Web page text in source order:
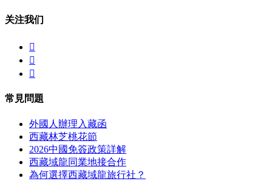
关注我们



常見問題
外國人辦理入藏函
西藏林芝桃花節
2026中國免簽政策詳解
西藏域龍同業地接合作
為何選擇西藏域龍旅行社？